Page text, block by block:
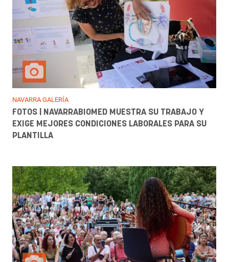
NAVARRA GALERÍA
FOTOS | NAVARRABIOMED MUESTRA SU TRABAJO Y
EXIGE MEJORES CONDICIONES LABORALES PARA SU
PLANTILLA